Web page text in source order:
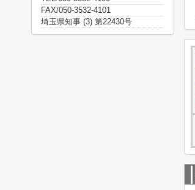
FAX/050-3532-4101
埼玉県知事 (3) 第22430号